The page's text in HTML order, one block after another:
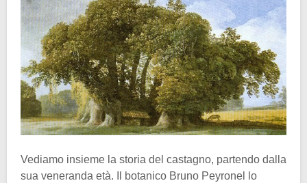
Vediamo insieme la storia del castagno, partendo dalla
sua veneranda età. Il botanico Bruno Peyronel lo